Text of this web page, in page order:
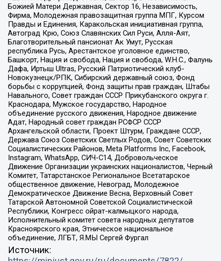
Божией Матери Державная, Сектор 16, Независимость,
Фирма, Молодежная правозащитная группа МПГ, Курсом
Правды и Единения, Каракольская инициативная группа,
Автоград Крю, Союз Славянских Сил Руси, Алля-Аят,
Благотворительный пансионат Ак Умут, Русская
республика Русь, Арестантское уголовное единство,
Башкорт, Нация и свобода, Нация и свобода, W.H.С., Фалунь
Дафа, Иртыш Ultras, Русский Патриотический клуб-
Новокузнецк/РПК, Сибирский державный союз, Фонд
борьбы с коррупцией, Фонд защиты прав граждан, Штабы
Навального, Совет граждан СССР Прикубанского округа г.
Краснодара, Мужское государство, Народное
объединение русского движения, Народное движение
Адат, Народный совет граждан РСФСР СССР
Архангельской области, Проект Штурм, Граждане СССР,
Держава Союз Советских Светлых Родов, Совет Советских
Социалистических Районов, Meta Platforms Inc, Facebook,
Instagram, WhatsApp, СИЧ-С14, Добровольческое
Движение Организации украинских националистов, Черный
Комитет, Татарстанское Региональное Всетатарское
общественное движение, Невоград, Молодежное
Демократическое Движение Весна, Верховный Совет
Татарской Автономной Советской Социалистической
Республики, Конгресс ойрат-калмыцкого народа,
Исполнительный комитет совета народных депутатов
Красноярского края, Этническое национальное
объединение, ЛГБТ, Я.МЫ Сергей Фургал
Источник: